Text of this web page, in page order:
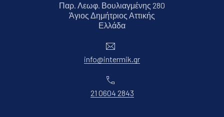
Παρ. Λεωφ. Βουλιαγμένης 280
Άγιος Δημήτριος Αττικής
ΕλλάδαΝέο παράθυρο
info@intermik.gr
21 0604 2843